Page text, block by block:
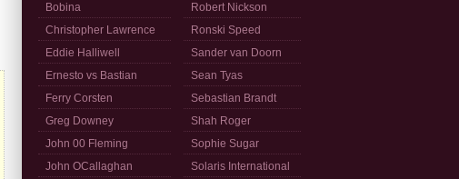
Bobina
Christopher Lawrence
Eddie Halliwell
Ernesto vs Bastian
Ferry Corsten
Greg Downey
John 00 Fleming
John OCallaghan
Robert Nickson
Ronski Speed
Sander van Doorn
Sean Tyas
Sebastian Brandt
Shah Roger
Sophie Sugar
Solaris International